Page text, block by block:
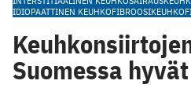
IDIOPAATTINEN KEUHKOFIBROOSI
Suomessa hyvät